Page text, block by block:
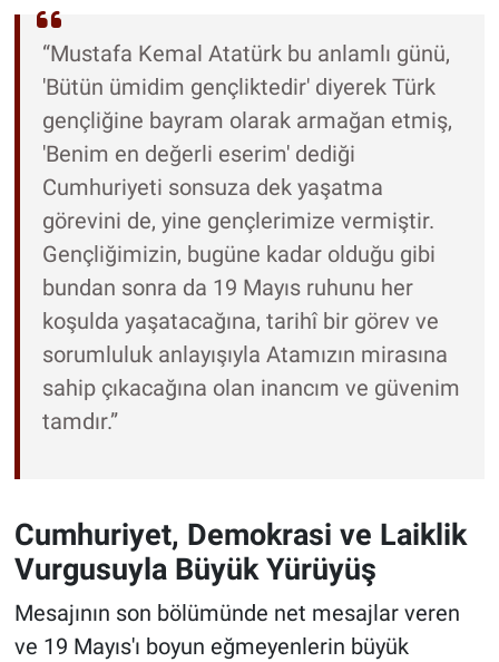
“Mustafa Kemal Atatürk bu anlamlı günü,
'Bütün ümidim gençliktedir' diyerek Türk
gençliğine bayram olarak armağan etmiş,
'Benim en değerli eserim' dediği
Cumhuriyeti sonsuza dek yaşatma
görevini de, yine gençlerimize vermiştir.
Gençliğimizin, bugüne kadar olduğu gibi
bundan sonra da 19 Mayıs ruhunu her
koşulda yaşatacağına, tarihî bir görev ve
sorumluluk anlayışıyla Atamızın mirasına
sahip çıkacağına olan inancım ve güvenim
tamdır.”
Cumhuriyet, Demokrasi ve Laiklik
Vurgusuyla Büyük Yürüyüş
Mesajının son bölümünde net mesajlar veren
ve 19 Mayıs'ı boyun eğmeyenlerin büyük